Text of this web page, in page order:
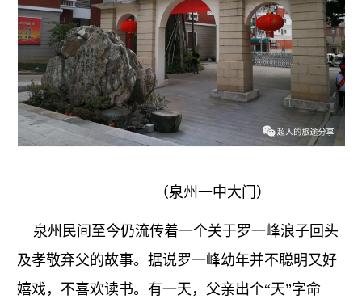
（泉州一中大门）
泉州民间至今仍流传着一个关于罗一峰浪子回头
及孝敬弃父的故事。据说罗一峰幼年并不聪明又好
嬉戏，不喜欢读书。有一天，父亲出个“天”字命